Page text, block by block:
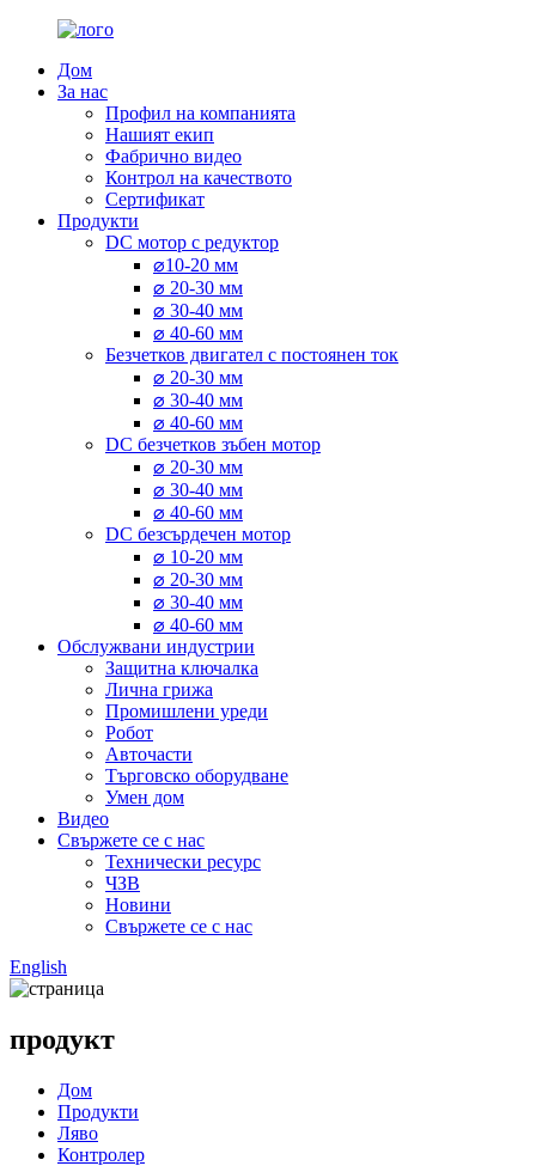
Дом
За нас
Профил на компанията
Нашият екип
Фабрично видео
Контрол на качеството
Сертификат
Продукти
DC мотор с редуктор
⌀10-20 мм
⌀ 20-30 мм
⌀ 30-40 мм
⌀ 40-60 мм
Безчетков двигател с постоянен ток
⌀ 20-30 мм
⌀ 30-40 мм
⌀ 40-60 мм
DC безчетков зъбен мотор
⌀ 20-30 мм
⌀ 30-40 мм
⌀ 40-60 мм
DC безсърдечен мотор
⌀ 10-20 мм
⌀ 20-30 мм
⌀ 30-40 мм
⌀ 40-60 мм
Обслужвани индустрии
Защитна ключалка
Лична грижа
Промишлени уреди
Робот
Авточасти
Търговско оборудване
Умен дом
Видео
Свържете се с нас
Технически ресурс
ЧЗВ
Новини
Свържете се с нас
English
продукт
Дом
Продукти
Ляво
Контролер